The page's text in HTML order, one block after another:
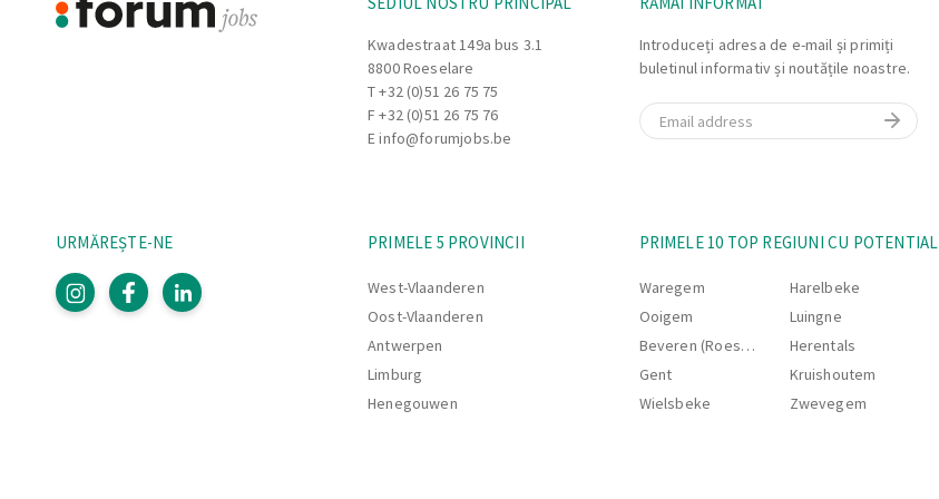
Kwadestraat 149a bus 3.1
8800 Roeselare
T+32 (0)51 26 75 75
F +32 (0)51 26 75 76
Einfo@forumjobs.be
Introduceți adresa de e-mail și primiți
buletinul informativ și noutățile noastre.
Email
PRIMELE 5 PROVINCII
West-Vlaanderen
Oost-Vlaanderen
Antwerpen
Limburg
Henegouwen
PRIMELE 10 TOP REGIUNI CU POTENTIAL
Waregem
Ooigem
Beveren (Roeselare)
Gent
Wielsbeke
Harelbeke
Luingne
Herentals
Kruishoutem
Zwevegem
URMĂREȘTE-NE